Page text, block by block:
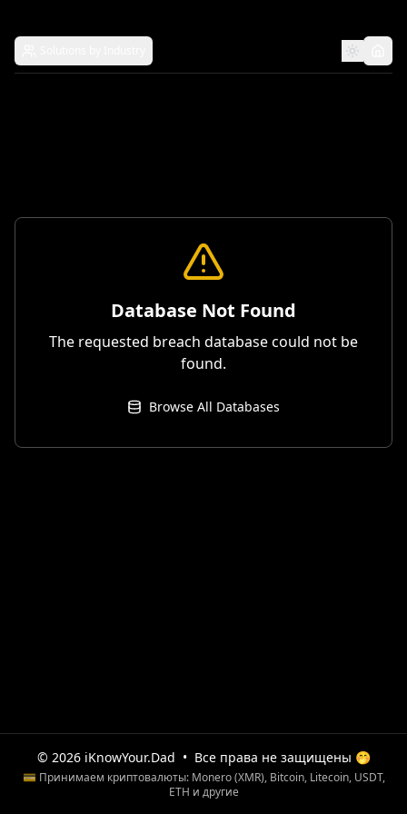
Database Not Found
The requested breach database could not be
found.
Browse All Databases
© 2026 iKnowYour.Dad • Все права не защищены 🤭
💳 Принимаем криптовалюты: Monero (XMR), Bitcoin, Litecoin, USDT,
ETH и другие